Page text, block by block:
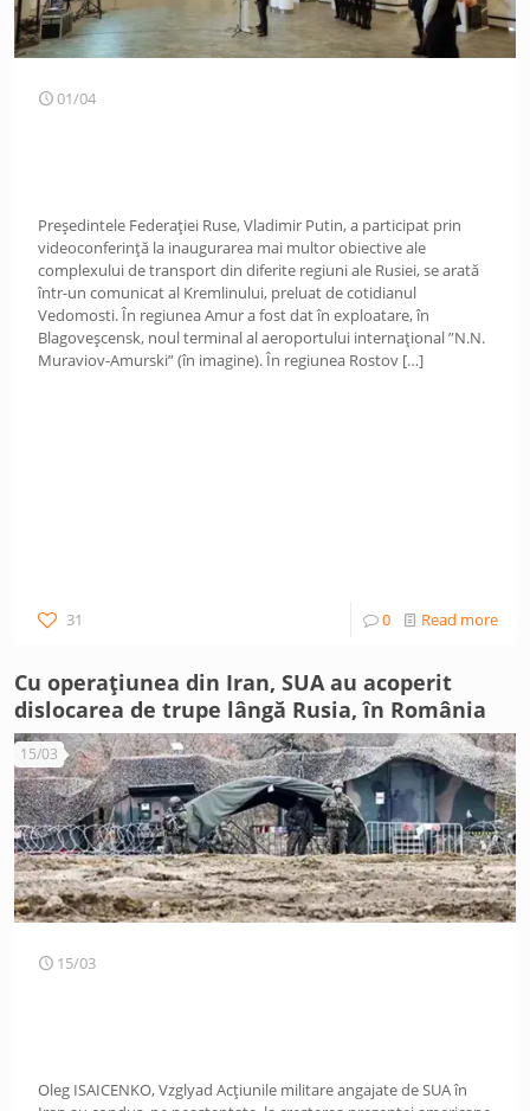
01/04
Președintele Federației Ruse, Vladimir Putin, a participat prin
videoconferință la inaugurarea mai multor obiective ale
complexului de transport din diferite regiuni ale Rusiei, se arată
într-un comunicat al Kremlinului, preluat de cotidianul
Vedomosti. În regiunea Amur a fost dat în exploatare, în
Blagoveșcensk, noul terminal al aeroportului internațional ”N.N.
Muraviov-Amurski” (în imagine). În regiunea Rostov […]
31 0 Read more
Cu operațiunea din Iran, SUA au acoperit
dislocarea de trupe lângă Rusia, în România
15/03
15/03
Oleg ISAICENKO, Vzglyad Acțiunile militare angajate de SUA în